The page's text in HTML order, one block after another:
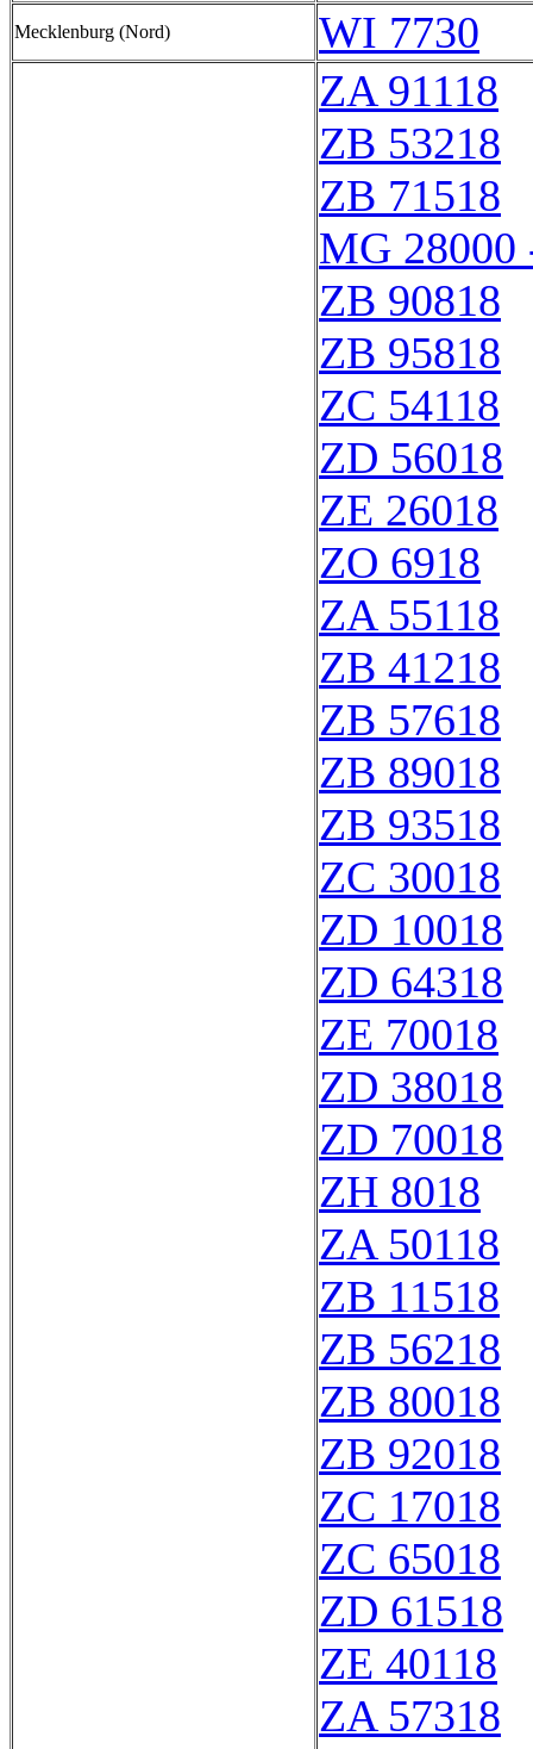
Mecklenburg (Nord)
WI 7730
ZA 91118
ZB 53218
ZB 71518
MG 28000
ZB 90818
ZB 95818
ZC 54118
ZD 56018
ZE 26018
ZO 6918
ZA 55118
ZB 41218
ZB 57618
ZB 89018
ZB 93518
ZC 30018
ZD 10018
ZD 64318
ZE 70018
ZD 38018
ZD 70018
ZH 8018
ZA 50118
ZB 11518
ZB 56218
ZB 80018
ZB 92018
ZC 17018
ZC 65018
ZD 61518
ZE 40118
ZA 57318